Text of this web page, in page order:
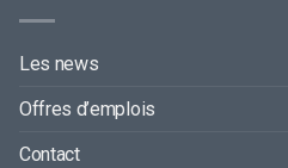
Les news
Offres d’emplois
Contact